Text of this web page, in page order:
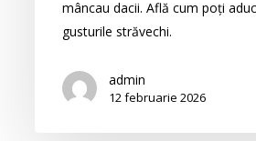
gusturimâncau dacii. Află cum poți
gusturile străvechi.
admin
12 februarie 2026